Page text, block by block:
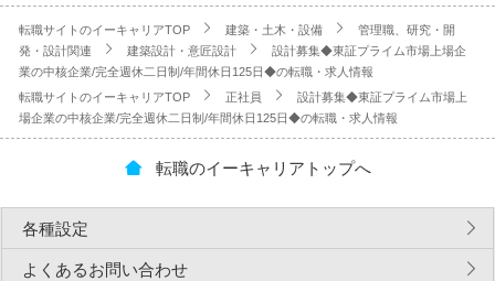
転職サイトのイーキャリアTOP 建築・土木・設備
管理職、研究・開
発・設計関連
建築設計・意匠設計
設計募集◆東証プライム市場上場企
業の中核企業/完全週休二日制/年間休日125日◆の転職・求人情報
転職サイトのイーキャリアTOP
正社員
設計募集◆東証プライム市場上
場企業の中核企業/完全週休二日制/年間休日125日◆の転職・求人情報
転職のイーキャリアトップへ
各種設定
よくあるお問い合わせ